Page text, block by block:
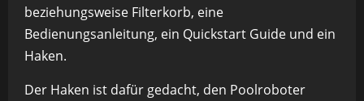
beziehungsweise Filterkorb, eine
Bedienungsanleitung, ein Quickstart Guide und ein
Haken.
Der Haken ist dafür gedacht, den Poolroboter